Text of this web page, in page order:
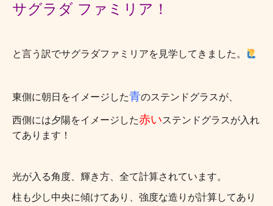
サグラダ ファミリア！
と言う訳でサグラダファミリアを見学してきました。
東側に朝日をイメージした青のステンドグラスが、
西側には夕陽をイメージした赤いステンドグラスが入れ
てあります！
光が入る角度、輝き方、全て計算されています。
柱も少し中央に傾けてあり、強度な造りが計算してあり